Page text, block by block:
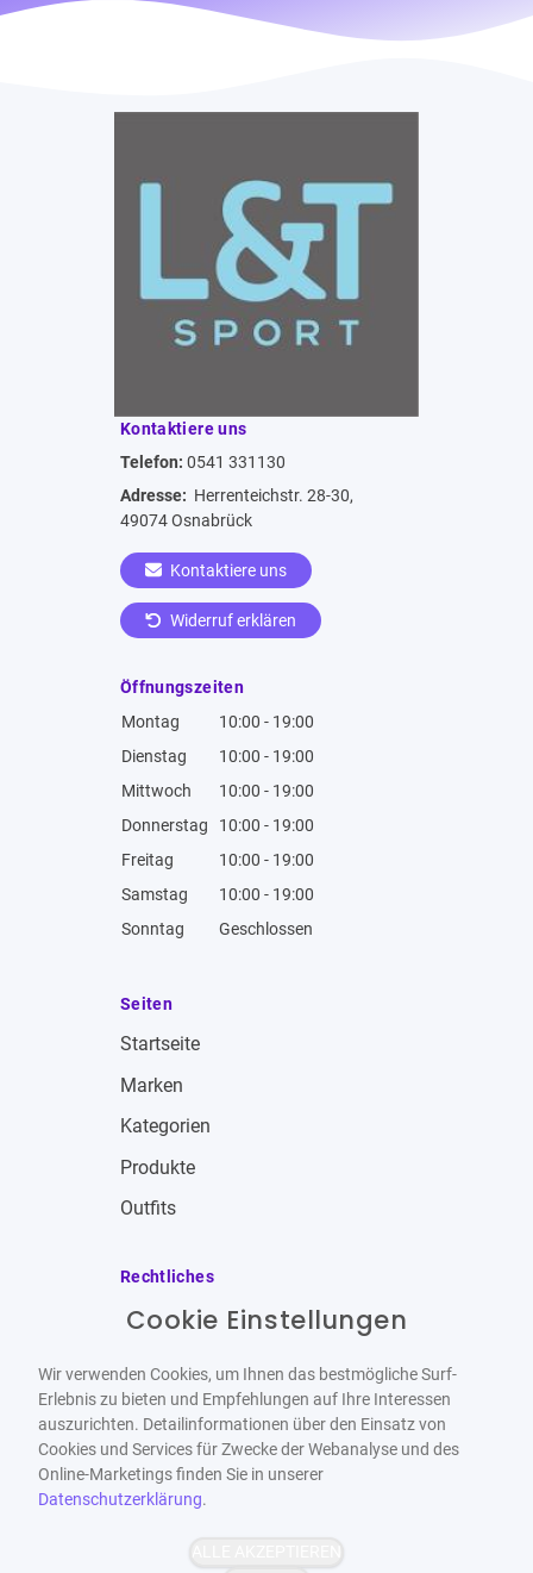
Kontaktiere uns
Telefon: 0541 331130
Adresse: Herrenteichstr. 28-30,
49074 Osnabrück
Kontaktiere uns
Widerruf erklären
Öffnungszeiten
Montag
10:00 - 19:00
Dienstag
10:00 - 19:00
Mittwoch
10:00 - 19:00
Donnerstag
10:00 - 19:00
Freitag
10:00 - 19:00
Samstag
10:00 - 19:00
Sonntag
Geschlossen
Seiten
Startseite
Marken
Kategorien
Produkte
Outfits
Rechtliches
Impressum
Datenschutzbestimmungen
Widerrufsbelehrung
Cookie Einstellungen
Wir verwenden Cookies, um Ihnen das bestmögliche Surf-
Erlebnis zu bieten und Empfehlungen auf Ihre Interessen
auszurichten. Detailinformationen über den Einsatz von
Cookies und Services für Zwecke der Webanalyse und des
Online-Marketings finden Sie in unserer
Datenschutzerklärung.
ALLE AKZEPTIEREN